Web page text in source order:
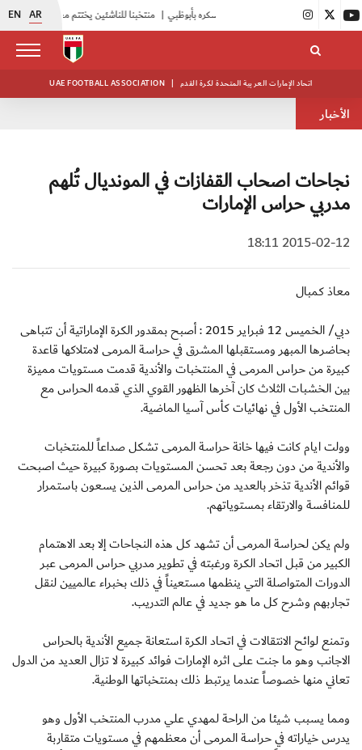
EN AR منتخبنا للناشئين يختتم معسكره الخارجي في صربيا |
UAE FOOTBALL ASSOCIATION | اتحاد الإمارات العربية المتحدة لكرة القدم
الأخبار
نجاحات اصحاب القفازات في المونديال تُلهم
مدربي حراس الإمارات
2015-02-12 18:11
معاذ كمبال
دبي/ الخميس 12 فبراير 2015 : أصبح بمقدور الكرة الإماراتية أن تتباهى
بحاضرها المبهر ومستقبلها المشرق في حراسة المرمى لامتلاكها قاعدة
كبيرة من حراس المرمى في المنتخبات والأندية قدمت مستويات مميزة
بين الخشبات الثلاث كان آخرها الظهور القوي الذي قدمه الحراس مع
المنتخب الأول في نهائيات كأس آسيا الماضية.
وولت ايام كانت فيها خانة حراسة المرمى تشكل صداعاً للمنتخبات
والأندية من دون رجعة بعد تحسن المستويات بصورة كبيرة حيث اصبحت
قوائم الأندية تذخر بالعديد من حراس المرمى الذين يسعون باستمرار
للمنافسة والارتقاء بمستوياتهم.
ولم يكن لحراسة المرمى أن تشهد كل هذه النجاحات إلا بعد الاهتمام
الكبير من قبل اتحاد الكرة ورغبته في تطوير مدربي حراس المرمى عبر
الدورات المتواصلة التي ينظمها مستعيناً في ذلك بخبراء عالميين لنقل
تجاربهم وشرح كل ما هو جديد في عالم التدريب.
وتمنع لوائح الانتقالات في اتحاد الكرة استعانة جميع الأندية بالحراس
الاجانب وهو ما جنت على اثره الإمارات فوائد كبيرة لا تزال العديد من الدول
تعاني منها خصوصاً عندما يرتبط ذلك بمنتخباتها الوطنية.
ومما يسبب شيئا من الراحة لمهدي علي مدرب المنتخب الأول وهو
يدرس خياراته في حراسة المرمى أن معظمهم في مستويات متقاربة